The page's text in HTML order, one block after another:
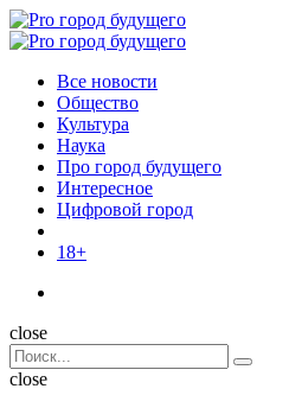
Menu
Поиск
Menu
Pro
Все новости
Общество
Культура
Наука
Про город будущего
Интересное
Цифровой город
18+
Поиск
close
Search
for:
Поиск
close